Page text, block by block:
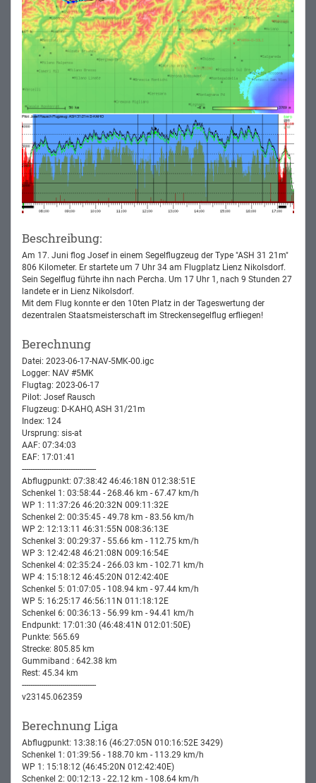
Beschreibung:
Am 17. Juni flog Josef in einem Segelflugzeug der Type "ASH 31 21m"
806 Kilometer. Er startete um 7 Uhr 34 am Flugplatz Lienz Nikolsdorf.
Sein Segelflug führte ihn nach Percha. Um 17 Uhr 1, nach 9 Stunden 27
landete er in Lienz Nikolsdorf.
Mit dem Flug konnte er den 10ten Platz in der Tageswertung der
dezentralen Staatsmeisterschaft im Streckensegelflug erfliegen!
Berechnung
Datei: 2023-06-17-NAV-5MK-00.igc
Logger: NAV #5MK
Flugtag: 2023-06-17
Pilot: Josef Rausch
Flugzeug: D-KAHO, ASH 31/21m
Index: 124
Ursprung: sis-at
AAF: 07:34:03
EAF: 17:01:41
-----------------------------------
Abflugpunkt: 07:38:42 46:46:18N 012:38:51E
Schenkel 1: 03:58:44 - 268.46 km - 67.47 km/h
WP 1: 11:37:26 46:20:32N 009:11:32E
Schenkel 2: 00:35:45 - 49.78 km - 83.56 km/h
WP 2: 12:13:11 46:31:55N 008:36:13E
Schenkel 3: 00:29:37 - 55.66 km - 112.75 km/h
WP 3: 12:42:48 46:21:08N 009:16:54E
Schenkel 4: 02:35:24 - 266.03 km - 102.71 km/h
WP 4: 15:18:12 46:45:20N 012:42:40E
Schenkel 5: 01:07:05 - 108.94 km - 97.44 km/h
WP 5: 16:25:17 46:56:11N 011:18:12E
Schenkel 6: 00:36:13 - 56.99 km - 94.41 km/h
Endpunkt: 17:01:30 (46:48:41N 012:01:50E)
Punkte: 565.69
Strecke: 805.85 km
Gummiband : 642.38 km
Rest: 45.34 km
-----------------------------------
v23145.062359
Berechnung Liga
Abflugpunkt: 13:38:16 (46:27:05N 010:16:52E 3429)
Schenkel 1: 01:39:56 - 188.70 km - 113.29 km/h
WP 1: 15:18:12 (46:45:20N 012:42:40E)
Schenkel 2: 00:12:13 - 22.12 km - 108.64 km/h